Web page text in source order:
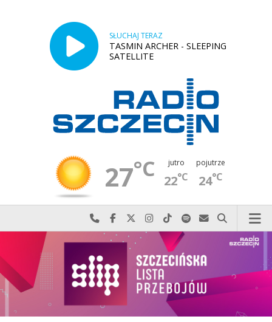
SŁUCHAJ TERAZ
TASMIN ARCHER - SLEEPING
SATELLITE
27°C jutro
22°C
pojutrze
24°C
Najlepiej po prostu do nas zadzwoń
Odwiedź nas na Facebook-u
Odwiedź nas na X
Odwiedź nas na Instagram-ie
Odwiedź nas na TikTok-u
Szukaj nas na Spotify
Wyślij do nas
Szukaj